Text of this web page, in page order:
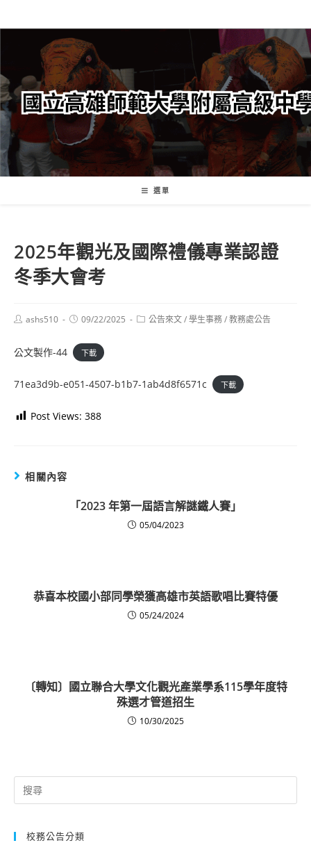
轉
要
內
容
選單
2025年觀光及國際禮儀專業認證
冬季大會考
Postashs510
Post09/22/2025
Post公告來文/學生事務/教務處公告
公文製作-44 下載
71ea3d9b-e051-4507-b1b7-1ab4d8f6571c 下載
Post Views: 388
相關內容
「2023 年第一屆語言解謎鐵人賽」
05/04/2023
恭喜本校國小部同學榮獲高雄市英語歌唱比賽特優
05/24/2024
〔轉知〕國立聯合大學文化觀光產業學系115學年度特
殊選才管道招生
10/30/2025
Search
for:
校務公告分類